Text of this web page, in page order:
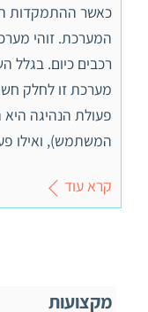
כאשר ההתמקדות
המערכת. זוהי
רכבים כיום. בגלל
מערכת זו לחלק
פעולת הנהיגה
המשתמש), ואילו
קרא עוד
מקצועות